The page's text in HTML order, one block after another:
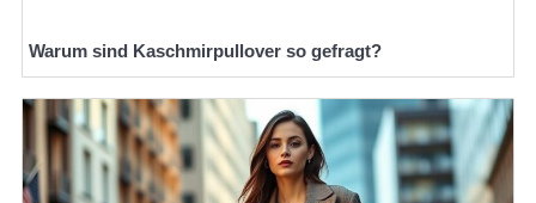
Warum sind Kaschmirpullover so gefragt?